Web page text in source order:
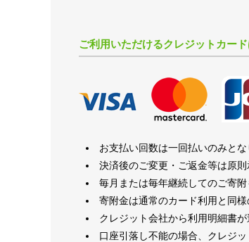
ご利用いただけるクレジットカー
お支払い回数は一回払いのみと
決済後のご変更・ご返金等は原
毎月または毎年継続してのご寄
寄附金は通常のカード利用と同
クレジット会社から利用明細書
口座引落し不能の場合、クレジ